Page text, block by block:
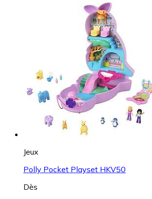
Jeux
Polly Pocket Playset HKV50
Dès